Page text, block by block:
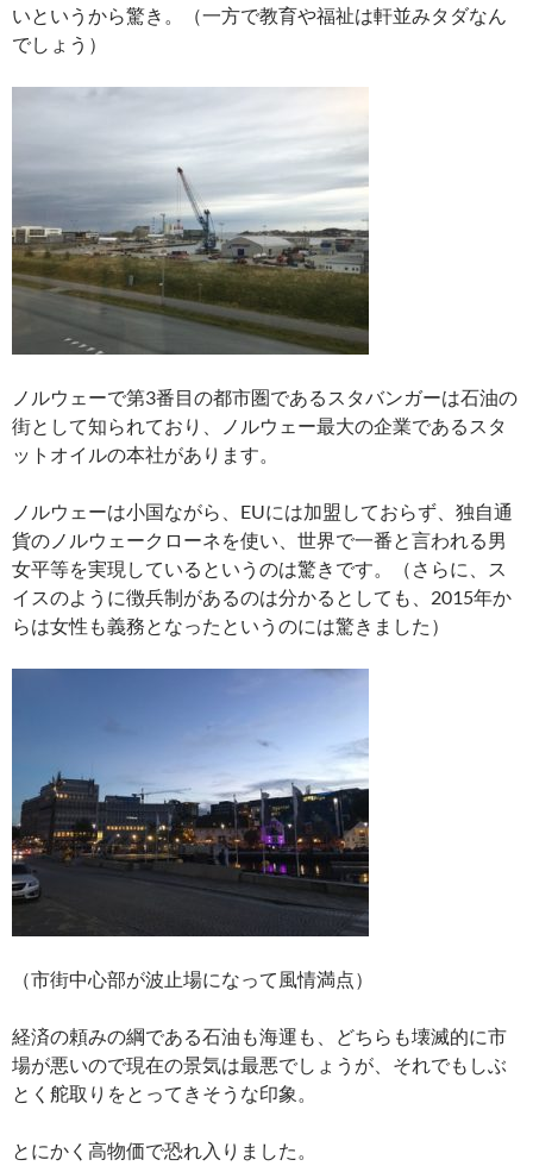
いというから驚き。（一方で教育や福祉は軒並みタダなん
でしょう）
ノルウェーで第3番目の都市圏であるスタバンガーは石油の
街として知られており、ノルウェー最大の企業であるスタ
ットオイルの本社があります。
ノルウェーは小国ながら、EUには加盟しておらず、独自通
貨のノルウェークローネを使い、世界で一番と言われる男
女平等を実現しているというのは驚きです。（さらに、ス
イスのように徴兵制があるのは分かるとしても、2015年か
らは女性も義務となったというのには驚きました）
（市街中心部が波止場になって風情満点）
経済の頼みの綱である石油も海運も、どちらも壊滅的に市
場が悪いので現在の景気は最悪でしょうが、それでもしぶ
とく舵取りをとってきそうな印象。
とにかく高物価で恐れ入りました。